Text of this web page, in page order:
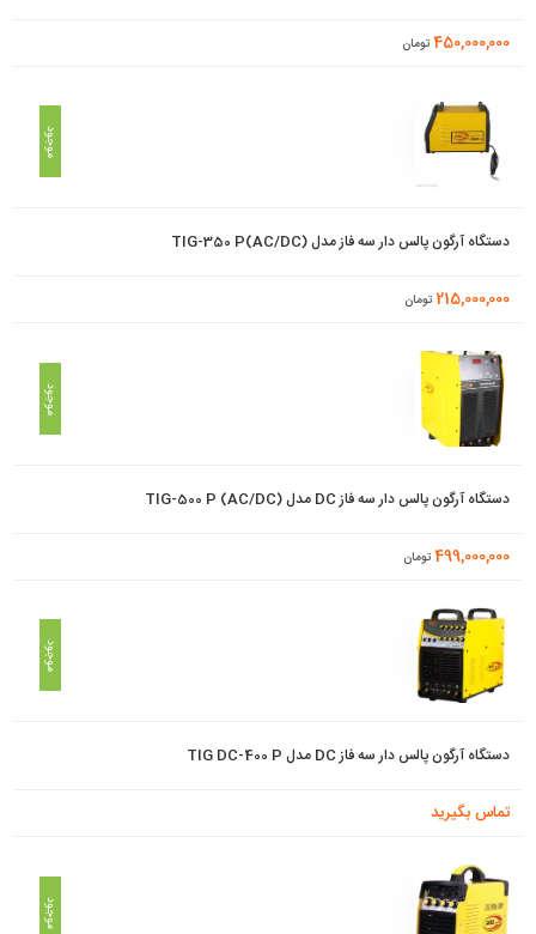
450,000,000 تومان
موجود
دستگاه آرگون پالس دار سه فاز مدل TIG-350 P(AC/DC)
215,000,000 تومان
موجود
دستگاه آرگون پالس دار سه فاز DC مدل TIG-500 P (AC/DC)
499,000,000 تومان
موجود
دستگاه آرگون پالس دار سه فاز DC مدل TIG DC-400 P
تماس بگیرید
موجود